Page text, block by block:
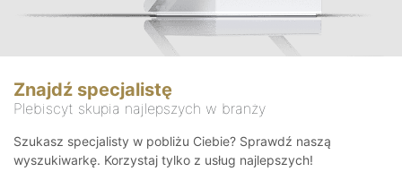
Znajdź specjalistę
Plebiscyt skupia najlepszych w branży
Szukasz specjalisty w pobliżu Ciebie? Sprawdź naszą
wyszukiwarkę. Korzystaj tylko z usług najlepszych!